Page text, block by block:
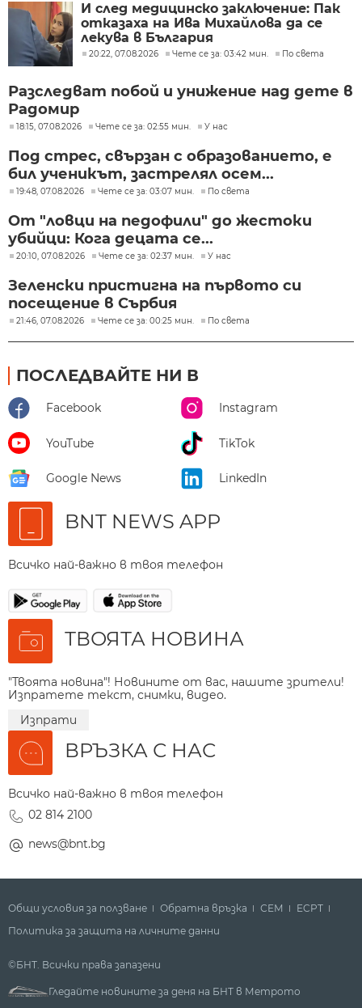
И след медицинско заключение: Пак
отказаха на Ива Михайлова да се
лекува в България
20:22, 07.08.2026 Чете се за: 03:42 мин. По света
Разследват побой и унижение над дете в
Радомир
18:15, 07.08.2026 Чете се за: 02:55 мин. У нас
Под стрес, свързан с образованието, е
бил ученикът, застрелял осем...
19:48, 07.08.2026 Чете се за: 03:07 мин. По света
От "ловци на педофили" до жестоки
убийци: Кога децата се...
20:10, 07.08.2026 Чете се за: 02:37 мин. У нас
Зеленски пристигна на първото си
посещение в Сърбия
21:46, 07.08.2026 Чете се за: 00:25 мин. По света
ПОСЛЕДВАЙТЕ НИ В
Facebook Instagram
YouTube TikTok
Google News LinkedIn
BNT NEWS APP
Всичко най-важно в твоя телефон
ТВОЯТА НОВИНА
"Твоята новина"! Новините от вас, нашите зрители!
Изпратете текст, снимки, видео.
Изпрати
ВРЪЗКА С НАС
Всичко най-важно в твоя телефон
02 814 2100
news@bnt.bg
Общи условия за ползване Обратна връзка СЕМ
ECPT
Политика за защита на личните данни
©БНТ. Всички права запазени
Гледайте новините за деня на БНТ в Метрото